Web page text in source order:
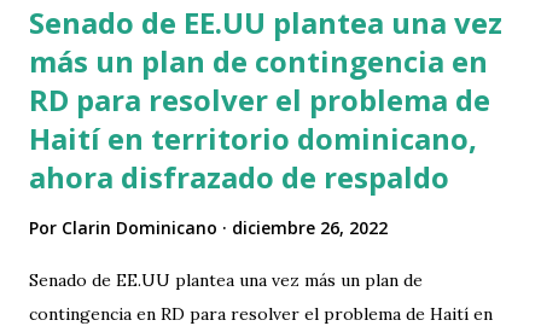
Senado de EE.UU plantea una vez
más un plan de contingencia en
RD para resolver el problema de
Haití en territorio dominicano,
ahora disfrazado de respaldo
Por Clarin Dominicano diciembre 26, 2022
Senado de EE.UU plantea una vez más un plan de
contingencia en RD para resolver el problema de Haití en